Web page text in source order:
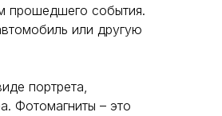
прошедшего события.
или другую
портрета,
Фотомагниты – это